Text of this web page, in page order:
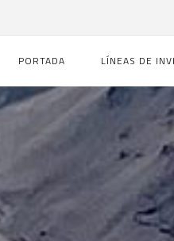
PORTADA LÍNEAS DE